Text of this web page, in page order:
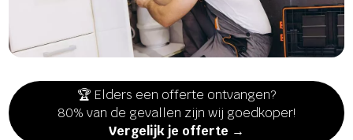
🏆 Elders een offerte ontvangen?
80% van de gevallen zijn wij goedkoper!
Vergelijk je offerte →